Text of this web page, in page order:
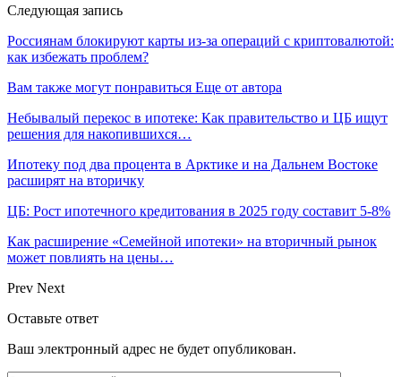
Следующая запись
Россиянам блокируют карты из-за операций с криптовалютой:
как избежать проблем?
Вам также могут понравиться Еще от автора
Небывалый перекос в ипотеке: Как правительство и ЦБ ищут
решения для накопившихся…
Ипотеку под два процента в Арктике и на Дальнем Востоке
расширят на вторичку
ЦБ: Рост ипотечного кредитования в 2025 году составит 5-8%
Как расширение «Семейной ипотеки» на вторичный рынок
может повлиять на цены…
Prev Next
Оставьте ответ
Ваш электронный адрес не будет опубликован.